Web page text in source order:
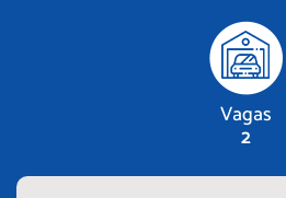
Vagas
2